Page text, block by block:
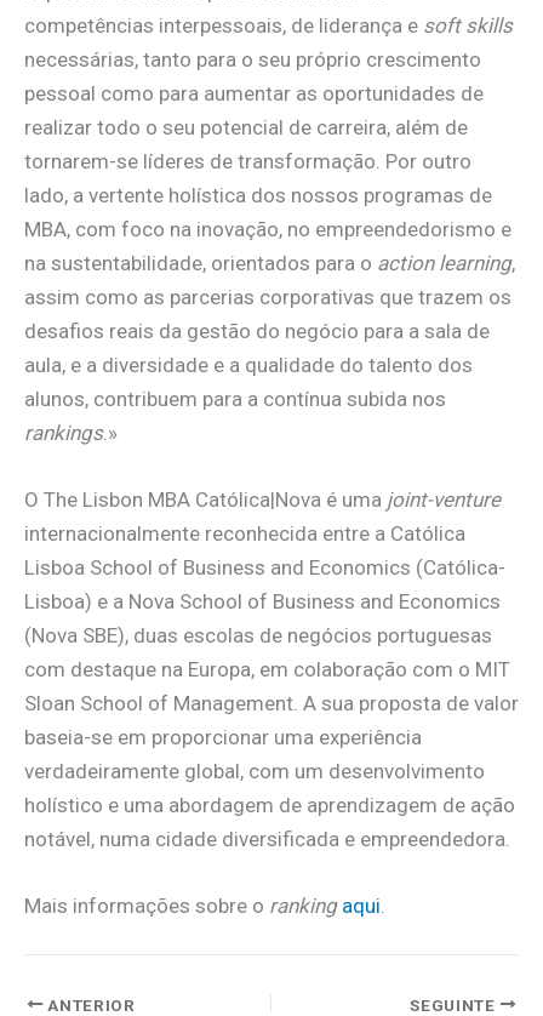
competências interpessoais, de liderança e soft skills
necessárias, tanto para o seu próprio crescimento
pessoal como para aumentar as oportunidades de
realizar todo o seu potencial de carreira, além de
tornarem-se líderes de transformação. Por outro
lado, a vertente holística dos nossos programas de
MBA, com foco na inovação, no empreendedorismo e
na sustentabilidade, orientados para o action learning,
assim como as parcerias corporativas que trazem os
desafios reais da gestão do negócio para a sala de
aula, e a diversidade e a qualidade do talento dos
alunos, contribuem para a contínua subida nos
rankings.»
O The Lisbon MBA Católica|Nova é uma joint-venture
internacionalmente reconhecida entre a Católica
Lisboa School of Business and Economics (Católica-
Lisboa) e a Nova School of Business and Economics
(Nova SBE), duas escolas de negócios portuguesas
com destaque na Europa, em colaboração com o MIT
Sloan School of Management. A sua proposta de valor
baseia-se em proporcionar uma experiência
verdadeiramente global, com um desenvolvimento
holístico e uma abordagem de aprendizagem de ação
notável, numa cidade diversificada e empreendedora.
Mais informações sobre o ranking aqui.
ANTERIOR SEGUINTE